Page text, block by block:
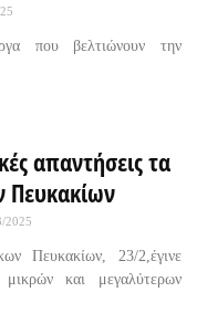
που βελτιώνουν την
απαντήσεις τα
Πευκακίων
2025
Πευκακίων, 23/2,έγινε
και μεγαλύτερων